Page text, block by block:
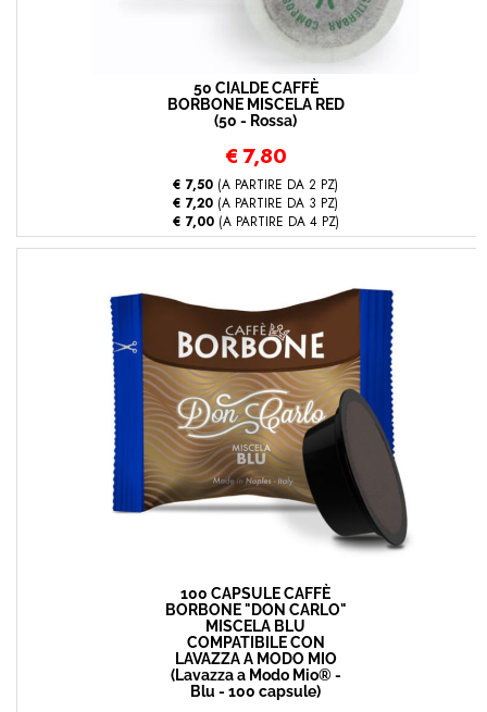
50 CIALDE CAFFÈ
BORBONE MISCELA RED
(50 - Rossa)
€ 7,80
€ 7,50 (A PARTIRE DA 2 PZ)
€ 7,20 (A PARTIRE DA 3 PZ)
€ 7,00(A PARTIRE DA 4 PZ)
100 CAPSULE CAFFÈ
BORBONE "DON CARLO"
MISCELA BLU
COMPATIBILE CON
LAVAZZA A MODO MIO
(Lavazza a Modo Mio® -
Blu - 100 capsule)